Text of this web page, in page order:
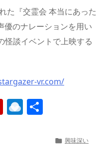
た『交霊会 本当にあった
優のナレーションを用い
怪談イベントで上映する
vr.com/
Fl R
 興味深い